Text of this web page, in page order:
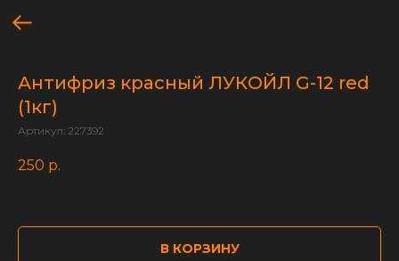
Антифриз красный ЛУКОЙЛ G-12 red
(1кг)
Артикул: 227392
250 р.
В КОРЗИНУ